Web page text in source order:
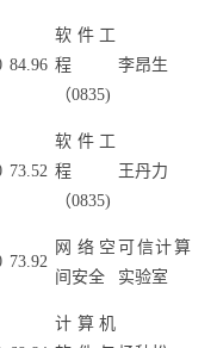
84.96
软件工
程
（0835)
李昂生
73.52
软件工
程
（0835)
王丹力
73.92
网络空
间安全
可信计算
实验室
计算机